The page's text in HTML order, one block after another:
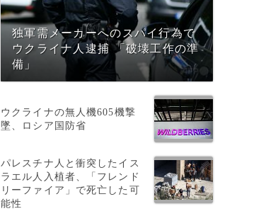
独軍需メーカーへのスパイ行為で
ウクライナ人逮捕 「破壊工作の準
備」
ウクライナの無人機605機撃
墜、ロシア国防省
パレスチナ人と衝突したイス
ラエル人入植者、「フレンド
リーファイア」で死亡した可
能性